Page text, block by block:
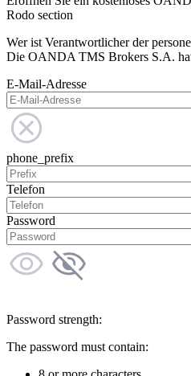
Rodo section
Wer ist Verantwortlicher der
Die OANDA TMS Brokers S.A.
E-Mail-Adresse
phone_prefix
Telefon
Password
Password strength:
The password must contain: